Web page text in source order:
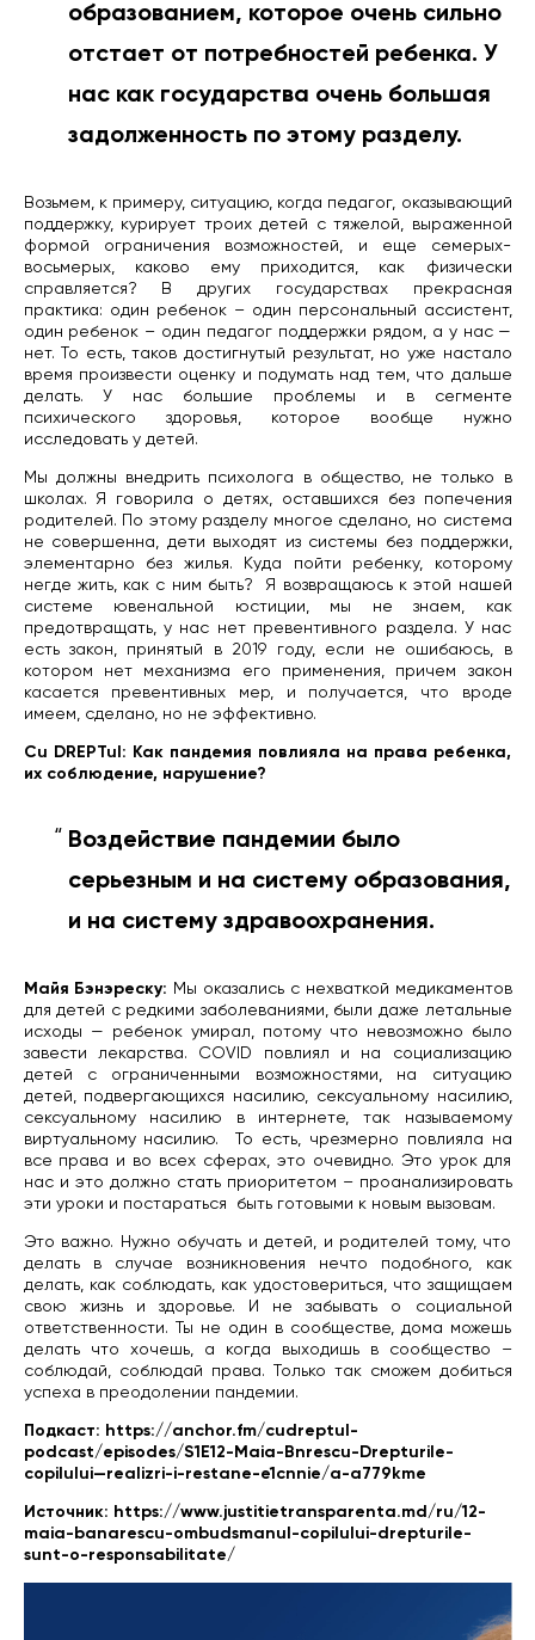
образованием, которое очень сильно
отстает от потребностей ребенка. У
нас как государства очень большая
задолженность по этому разделу.
Возьмем, к примеру, ситуацию, когда педагог, оказывающий
поддержку, курирует троих детей с тяжелой, выраженной
формой ограничения возможностей, и еще семерых-
восьмерых, каково ему приходится, как физически
справляется? В других государствах прекрасная
практика: один ребенок – один персональный ассистент,
один ребенок – один педагог поддержки рядом, а у нас —
нет. То есть, таков достигнутый результат, но уже настало
время произвести оценку и подумать над тем, что дальше
делать. У нас большие проблемы и в сегменте
психического здоровья, которое вообще нужно
исследовать у детей.
Мы должны внедрить психолога в общество, не только в
школах. Я говорила о детях, оставшихся без попечения
родителей. По этому разделу многое сделано, но система
не совершенна, дети выходят из системы без поддержки,
элементарно без жилья. Куда пойти ребенку, которому
негде жить, как с ним быть?
Я возвращаюсь к этой нашей
системе ювенальной юстиции, мы не знаем, как
предотвращать, у нас нет превентивного раздела. У нас
есть закон, принятый в 2019 году, если не ошибаюсь, в
котором нет механизма его применения, причем закон
касается превентивных мер, и получается, что вроде
имеем, сделано, но не эффективно.
Cu DREPTul: Как пандемия повлияла на права ребенка,
их соблюдение, нарушение?
Воздействие пандемии было
серьезным и на систему образования,
и на систему здравоохранения.
Майя Бэнэреску: Мы оказались с нехваткой медикаментов
для детей с редкими заболеваниями, были даже летальные
исходы — ребенок умирал, потому что невозможно было
завести лекарства. COVID повлиял и на социализацию
детей с ограниченными возможностями, на ситуацию
детей, подвергающихся насилию, сексуальному насилию,
сексуальному насилию в интернете, так называемому
виртуальному насилию.
То есть, чрезмерно повлияла на
все права и во всех сферах, это очевидно. Это урок для
нас и это должно стать приоритетом – проанализировать
эти уроки и постараться
быть готовыми к новым вызовам.
Это важно. Нужно обучать и детей, и родителей тому, что
делать в случае возникновения нечто подобного, как
делать, как соблюдать, как удостовериться, что защищаем
свою жизнь и здоровье. И не забывать о социальной
ответственности. Ты не один в сообществе, дома можешь
делать что хочешь, а когда выходишь в сообщество –
соблюдай, соблюдай права. Только так сможем добиться
успеха в преодолении пандемии.
Подкаст: https://anchor.fm/cudreptul-
podcast/episodes/S1E12-Maia-Bnrescu-Drepturile-
copilului—realizri-i-restane-e1cnnie/a-a779kme
Источник: https://www.justitietransparenta.md/ru/12-
maia-banarescu-ombudsmanul-copilului-drepturile-
sunt-o-responsabilitate/